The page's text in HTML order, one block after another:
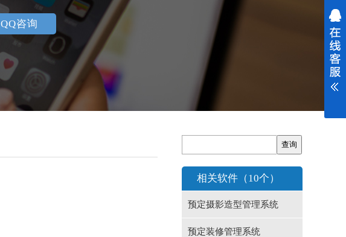
QQ咨询
相关软件（10个）
预定摄影造型管理系统
预定装修管理系统